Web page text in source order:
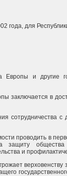
года, для
Европы и другие
заключается в
сотрудничества с
проводить в
защиту
и